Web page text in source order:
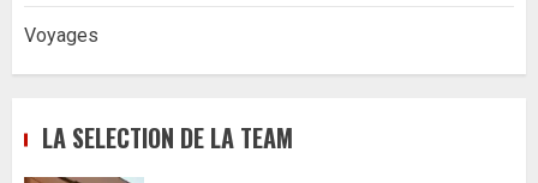
Voyages
LA SELECTION DE LA TEAM